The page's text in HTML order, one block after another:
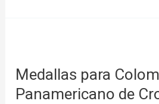
Medallas para
Panamericano de
Colombia
en